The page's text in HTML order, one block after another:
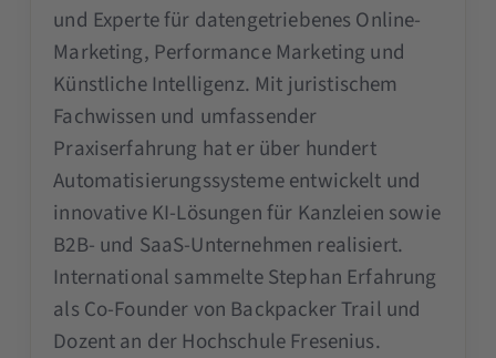
und Experte für datengetriebenes Online-
Marketing, Performance Marketing und
Künstliche Intelligenz. Mit juristischem
Fachwissen und umfassender
Praxiserfahrung hat er über hundert
Automatisierungssysteme entwickelt und
innovative KI-Lösungen für Kanzleien sowie
B2B- und SaaS-Unternehmen realisiert.
International sammelte Stephan Erfahrung
als Co-Founder von Backpacker Trail und
Dozent an der Hochschule Fresenius.